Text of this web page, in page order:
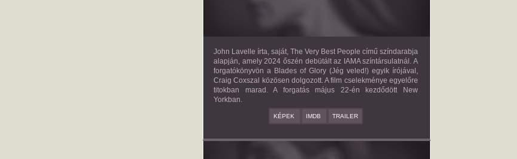
John Lavelle írta, saját, The Very Best People című színdarabja
alapján, amely 2024 őszén debütált az IAMA színtársulatnál. A
forgatókönyvön a Blades of Glory (Jég veled!) egyik írójával,
Craig Coxszal közösen dolgozott. A film cselekménye egyelőre
titokban marad. A forgatás május 22-én kezdődött New
Yorkban.
KÉPEK IMDB TRAILER